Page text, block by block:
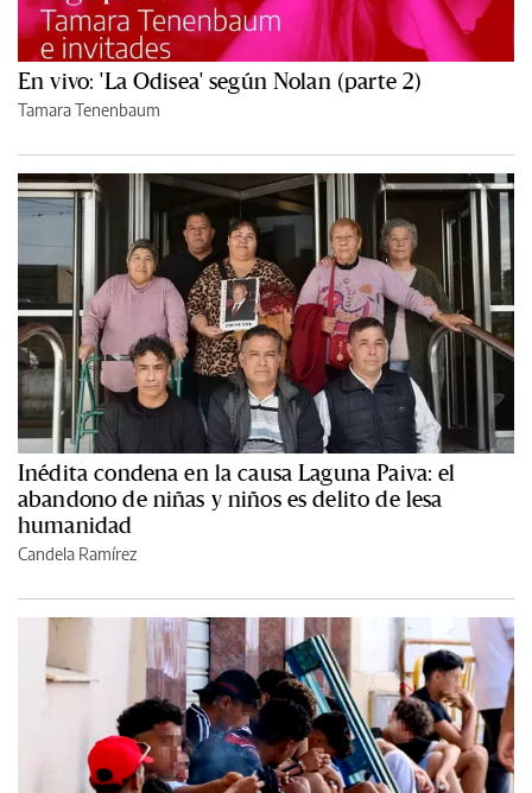
En vivo: 'La Odisea' según Nolan (parte 2)
Tamara Tenenbaum
Inédita condena en la causa Laguna Paiva: el
abandono de niñas y niños es delito de lesa
humanidad
Candela Ramírez